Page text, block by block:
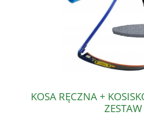
KOSA RĘCZNA +